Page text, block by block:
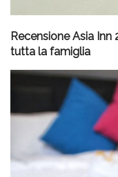
Recensione Asia Inn
tutta la famiglia